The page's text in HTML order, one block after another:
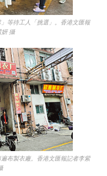
等待工人「挑選」。香港文匯報
攝
布製衣廠。香港文匯報記者李紫